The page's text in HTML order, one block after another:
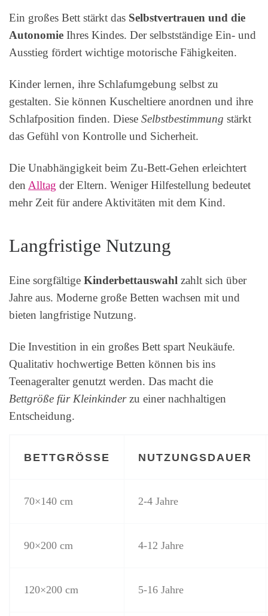
Ein großes Bett stärkt das Selbstvertrauen und die
Autonomie Ihres Kindes. Der selbstständige Ein- und
Ausstieg fördert wichtige motorische Fähigkeiten.
Kinder lernen, ihre Schlafumgebung selbst zu
gestalten. Sie können Kuscheltiere anordnen und ihre
Schlafposition finden. Diese Selbstbestimmung stärkt
das Gefühl von Kontrolle und Sicherheit.
Die Unabhängigkeit beim Zu-Bett-Gehen erleichtert
den Alltag der Eltern. Weniger Hilfestellung bedeutet
mehr Zeit für andere Aktivitäten mit dem Kind.
Langfristige Nutzung
Eine sorgfältige Kinderbettauswahl zahlt sich über
Jahre aus. Moderne große Betten wachsen mit und
bieten langfristige Nutzung.
Die Investition in ein großes Bett spart Neukäufe.
Qualitativ hochwertige Betten können bis ins
Teenageralter genutzt werden. Das macht die
Bettgröße für Kleinkinderzu einer nachhaltigen
Entscheidung.
BETTGRÖSSE NUTZUNGSDAUER
70×140 cm 2-4 Jahre
90×200 cm 4-12 Jahre
120×200 cm 5-16 Jahre